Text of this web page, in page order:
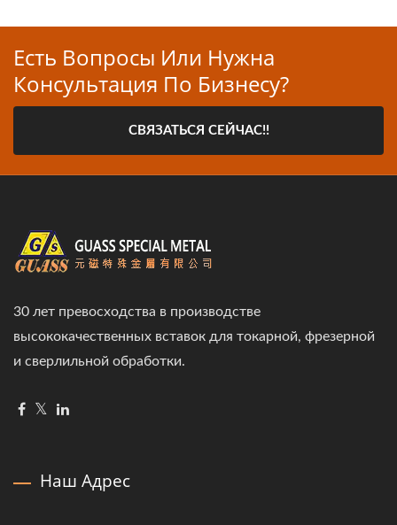
Есть Вопросы Или Нужна
Консультация По Бизнесу?
СВЯЗАТЬСЯ СЕЙЧАС!!
30 лет превосходства в производстве
высококачественных вставок для токарной, фрезерной
и сверлильной обработки.
Наш Адрес